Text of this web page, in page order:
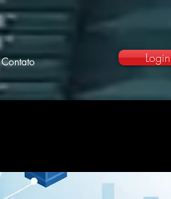
Contato Login